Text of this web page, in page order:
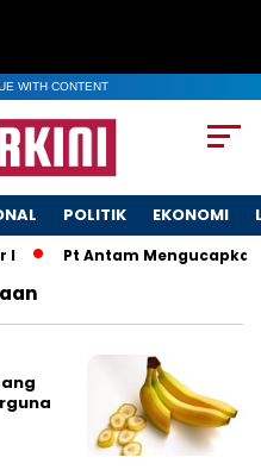
WITH CONTENT
POLITIK EKONOMI
Pt Antam Mengucapkan